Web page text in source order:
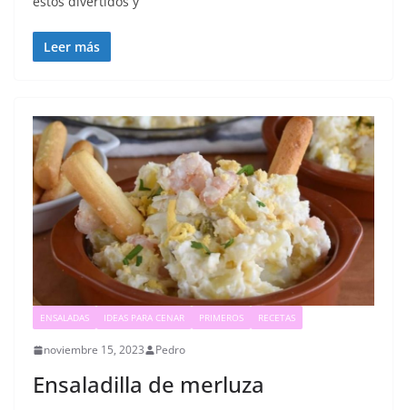
Leer más
ENSALADAS IDEAS PARA CENAR PRIMEROS RECETAS
noviembre 15, 2023 Pedro
Ensaladilla de merluza